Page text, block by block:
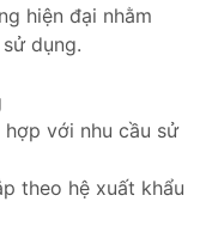
hiện đại nhằm
dụng.
với nhu cầu sử
theo hệ xuất khẩu